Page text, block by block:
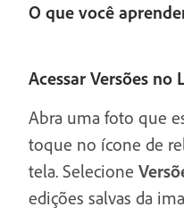
O que você
Acessar Versões
Abra uma foto que
toque no ícone de
tela. Selecione
edições salvas da